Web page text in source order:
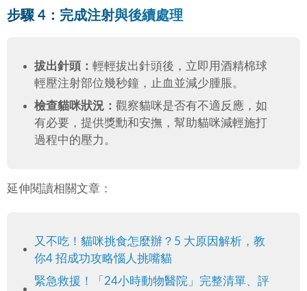
步驟 4：完成注射與後續處理
拔出針頭： 輕輕拔出針頭後，立即用酒精棉球
輕壓注射部位幾秒鐘，止血並減少腫脹。
檢查貓咪狀況： 觀察貓咪是否有不適反應，如
有必要，提供獎勳和安撫，幫助貓咪減輕施打
過程中的壓力。
延伸閱讀相關文章：
又不吃！貓咪挑食怎麼辦？5 大原因解析，教
你4 招成功攻略惱人挑嘴貓
緊急救援！「24小時動物醫院」完整清單、評